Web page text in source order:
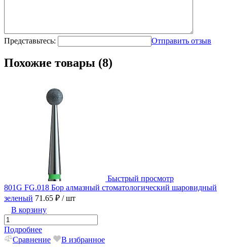
Представьтесь: Отправить отзыв
Похожие товары (8)
Быстрый просмотр
801G FG.018 Бор алмазный стоматологический шаровидный
зеленый 71.65 ₽ / шт
В корзину
Подробнее
Сравнение
В избранное